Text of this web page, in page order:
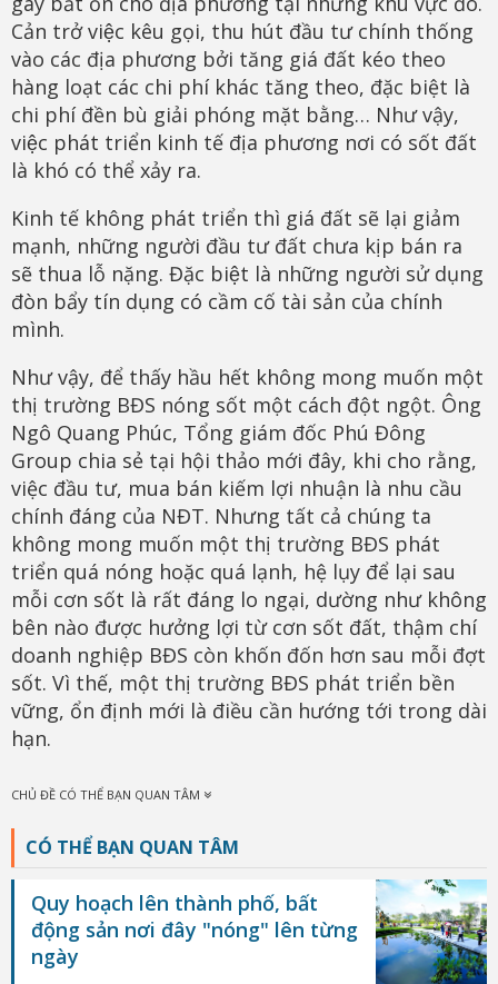
Cản trở việc kêu gọi, thu hút đầu tư chính thống
vào các địa phương bởi tăng giá đất kéo theo
hàng loạt các chi phí khác tăng theo, đặc biệt là
chi phí đền bù giải phóng mặt bằng… Như vậy,
việc phát triển kinh tế địa phương nơi có sốt đất
là khó có thể xảy ra.
Kinh tế không phát triển thì giá đất sẽ lại giảm
mạnh, những người đầu tư đất chưa kịp bán ra
sẽ thua lỗ nặng. Đặc biệt là những người sử dụng
đòn bẩy tín dụng có cầm cố tài sản của chính
mình.
Như vậy, để thấy hầu hết không mong muốn một
thị trường BĐS nóng sốt một cách đột ngột. Ông
Ngô Quang Phúc, Tổng giám đốc Phú Đông
Group chia sẻ tại hội thảo mới đây, khi cho rằng,
việc đầu tư, mua bán kiếm lợi nhuận là nhu cầu
chính đáng của NĐT. Nhưng tất cả chúng ta
không mong muốn một thị trường BĐS phát
triển quá nóng hoặc quá lạnh, hệ lụy để lại sau
mỗi cơn sốt là rất đáng lo ngại, dường như không
bên nào được hưởng lợi từ cơn sốt đất, thậm chí
doanh nghiệp BĐS còn khốn đốn hơn sau mỗi đợt
sốt. Vì thế, một thị trường BĐS phát triển bền
vững, ổn định mới là điều cần hướng tới trong dài
hạn.
CHỦ ĐỀ CÓ THỂ BẠN QUAN TÂM
CÓ THỂ BẠN QUAN TÂM
Quy hoạch lên thành phố, bất
động sản nơi đây "nóng" lên từng
ngày